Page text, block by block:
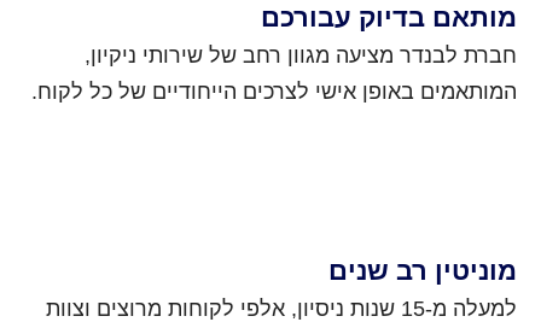
מותאם בדיוק עבורכם
חברת לבנדר מציעה מגוון רחב של שירותי ניקיון,
המותאמים באופן אישי לצרכים הייחודיים של כל לקוח.
מוניטין רב שנים
למעלה מ-15 שנות ניסיון, אלפי לקוחות מרוצים וצוות